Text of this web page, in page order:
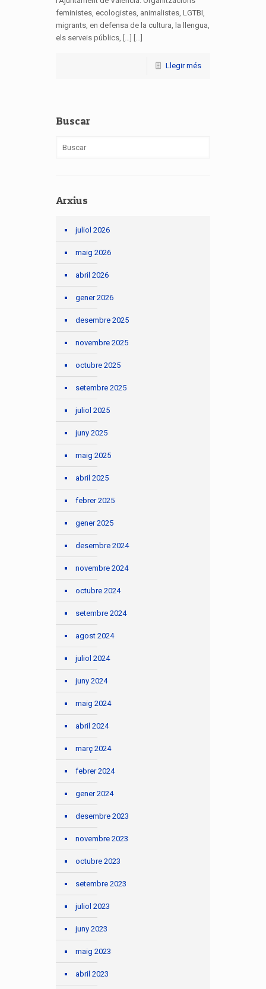
feministes, ecologistes, animalistes, LGTBI,
migrants, en defensa de la cultura, la llengua,
els serveis públics, […] [...]
Llegir més
Buscar
Arxius
juliol 2026
maig 2026
abril 2026
gener 2026
desembre 2025
novembre 2025
octubre 2025
setembre 2025
juliol 2025
juny 2025
maig 2025
abril 2025
febrer 2025
gener 2025
desembre 2024
novembre 2024
octubre 2024
setembre 2024
agost 2024
juliol 2024
juny 2024
maig 2024
abril 2024
març 2024
febrer 2024
gener 2024
desembre 2023
novembre 2023
octubre 2023
setembre 2023
juliol 2023
juny 2023
maig 2023
abril 2023